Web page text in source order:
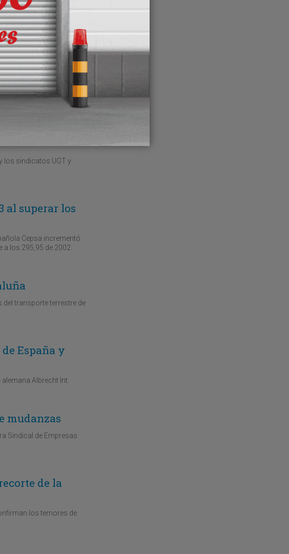
equipo directivo polaco
el mercado de los
carretera, a la par que
de
los sindicatos UGT y
al superar los
Cepsa incrementó
los 295,95 de 2002.
transporte terrestre de
España y
Albrecht Int.
mudanzas
Sindical de Empresas
de la
los temores de